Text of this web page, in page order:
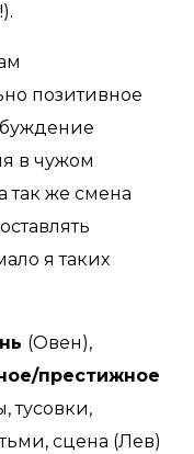
позитивное
в чужом
так же смена
я таких
(Овен),
престижное
тусовки,
сцена (Лев)